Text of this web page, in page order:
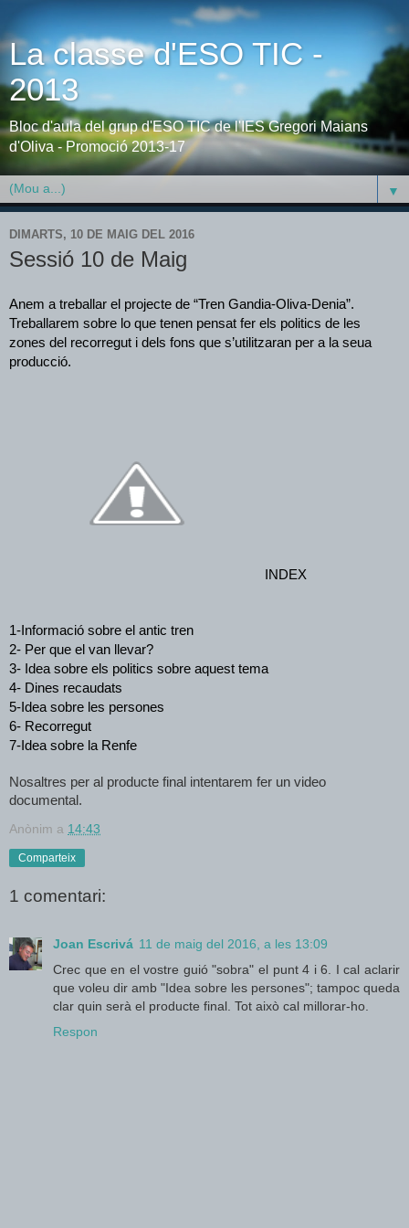
La classe d'ESO TIC -
2013
Bloc d'aula del grup d'ESO TIC de l'IES Gregori Maians
d'Oliva - Promoció 2013-17
▼
DIMARTS, 10 DE MAIG DEL 2016
Sessió 10 de Maig
Anem a treballar el projecte de “Tren Gandia-Oliva-Denia”.
Treballarem sobre lo que tenen pensat fer els politics de les
zones del recorregut i dels fons que s’utilitzaran per a la seua
producció.
INDEX
1-Informació sobre el antic tren
2- Per que el van llevar?
3- Idea sobre els politics sobre aquest tema
4- Dines recaudats
5-Idea sobre les persones
6- Recorregut
7-Idea sobre la Renfe
Nosaltres per al producte final intentarem fer un video
documental.
Anònim a 14:43
Comparteix
1 comentari:
Joan Escrivá 11 de maig del 2016, a les 13:09
Crec que en el vostre guió "sobra" el punt 4 i 6. I cal aclarir
que voleu dir amb "Idea sobre les persones"; tampoc queda
clar quin serà el producte final. Tot això cal millorar-ho.
Respon